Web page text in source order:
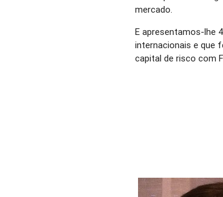
mercado.
E apresentamos-lhe
internacionais e que
capital de risco com